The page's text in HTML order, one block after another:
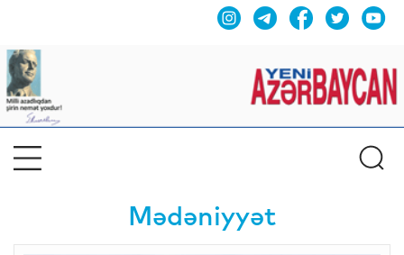
Mədəniyyət